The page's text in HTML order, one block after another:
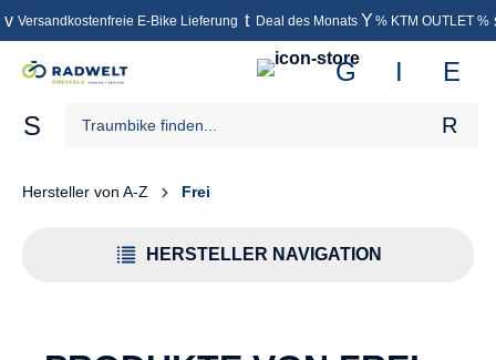
springen
Versandkostenfreie E-Bike Lieferung Deal des Monats % KTM OUTLET %
Hersteller von A-Z Frei
HERSTELLER NAVIGATION